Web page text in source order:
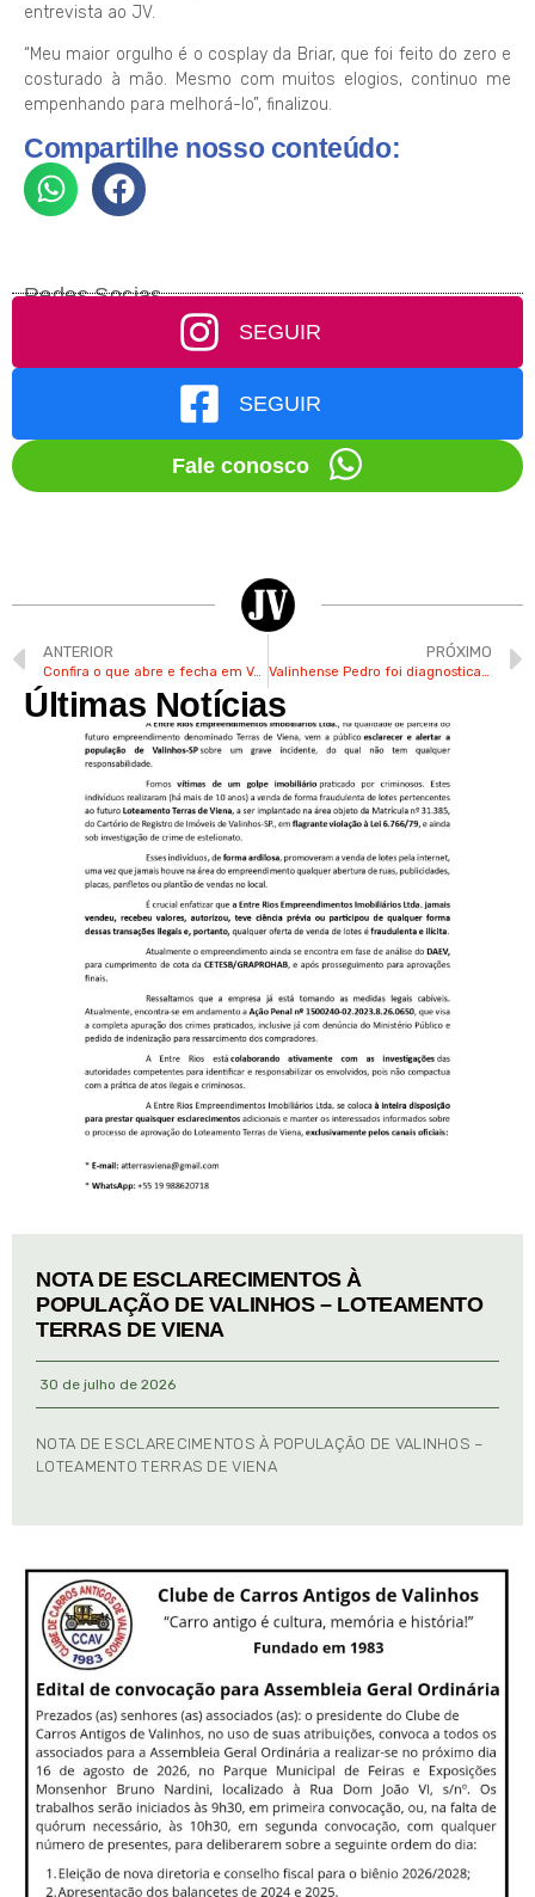
entrevista ao JV.
“Meu maior orgulho é o cosplay da Briar, que foi feito do zero e
costurado à mão. Mesmo com muitos elogios, continuo me
empenhando para melhorá-lo”, finalizou.
Compartilhe nosso conteúdo:
Redes Socias
SEGUIR
SEGUIR
Fale conosco
ANTERIOR
Confira o que abre e fecha em Valinhos no feriado desta 3ª
PRÓXIMO
Últimas Notícias
NOTA DE ESCLARECIMENTOS À
POPULAÇÃO DE VALINHOS – LOTEAMENTO
TERRAS DE VIENA
30 de julho de 2026
NOTA DE ESCLARECIMENTOS À POPULAÇÃO DE VALINHOS –
LOTEAMENTO TERRAS DE VIENA